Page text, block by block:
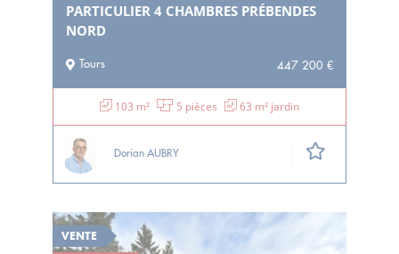
PARTICULIER 4 CHAMBRES PRÉBENDES
NORD
Tours 447 200 €
103 m² 5 pièces 63 m² jardin
Dorian AUBRY
VENTE